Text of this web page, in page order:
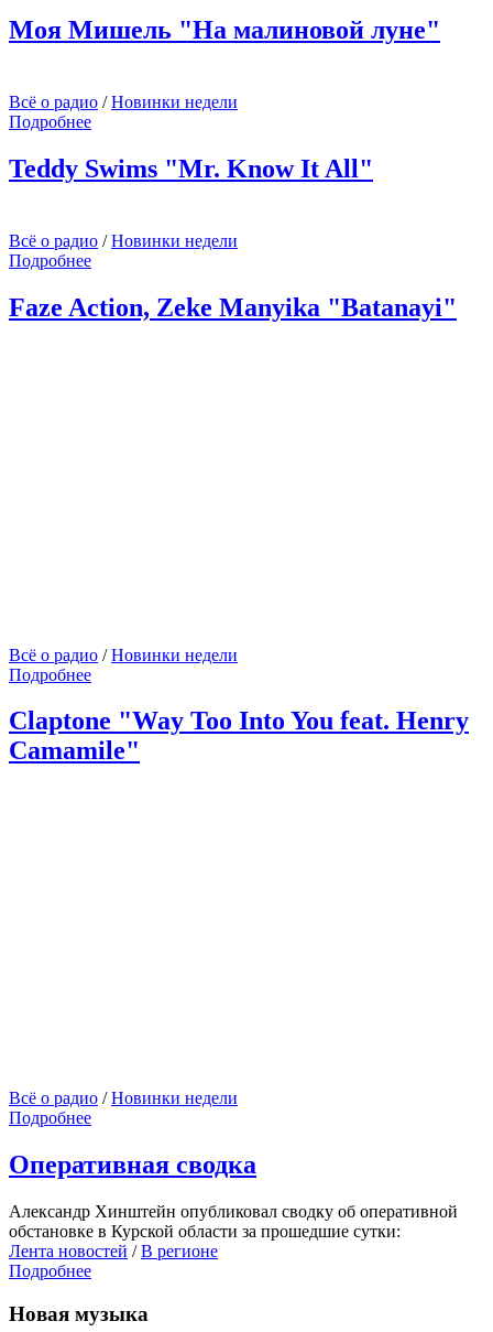
Моя Мишель "На малиновой луне"
Всё о радио /Новинки недели
Подробнее
Teddy Swims "Mr. Know It All"
Всё о радио /Новинки недели
Подробнее
Faze Action, Zeke Manyika "Batanayi"
Всё о радио /Новинки недели
Подробнее
Claptone "Way Too Into You feat. Henry
Camamile"
Всё о радио /Новинки недели
Подробнее
Оперативная сводка
Александр Хинштейн опубликовал сводку об оперативной
обстановке в Курской области за прошедшие сутки:
Лента новостей /В регионе
Подробнее
Новая музыка